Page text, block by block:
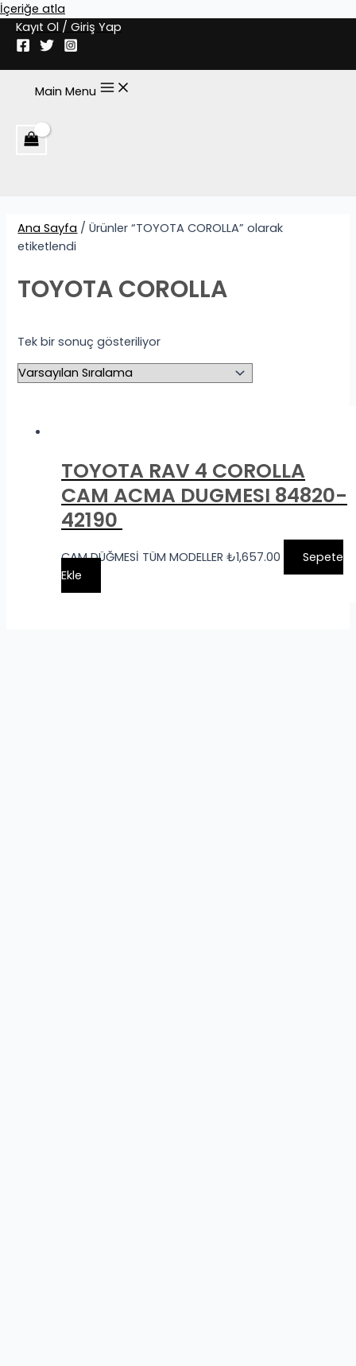
İçeriğe atla
Kayıt Ol / Giriş Yap
Main Menu
Ana Sayfa / Ürünler “TOYOTA COROLLA” olarak
etiketlendi
TOYOTA COROLLA
Tek bir sonuç gösteriliyor
TOYOTA RAV 4 COROLLA
CAM ACMA DUGMESI 84820-
42190
CAM DÜĞMESİ TÜM MODELLER₺1,657.00
Sepete
Ekle